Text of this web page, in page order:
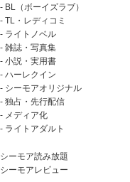
BL（ボーイズラブ）
TL・レディコミ
ライトノベル
雑誌・写真集
小説・実用書
ハーレクイン
シーモアオリジナル
独占・先行配信
メディア化
ライトアダルト
シーモア読み放題
シーモアレビュー